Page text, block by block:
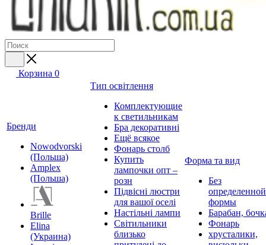
Корзина 0
Бренди
Nowodvorski
(Польша)
Amplex
(Польша)
Brille
Elina
(Украина)
Тип освітлення
Комплектующие
к светильникам
Бра декоративні
Ещё всякое
Фонарь столб
Купить
лампочки опт –
розн
Підвісні люстри
для вашої оселі
Настільні лампи
Світильники
близько
Форма та вид
Без
определенной
формы
Барабан,
Фонарь
хрусталики,